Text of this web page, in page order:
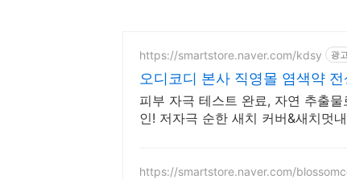
https://smartstore.naver.com/kdsy 광고
오디코디 본사 직영몰 염색약
피부 자극 테스트 완료, 자연 추출
인! 저자극 순한 새치 커버&새치멋
https://smartstore.naver.com/